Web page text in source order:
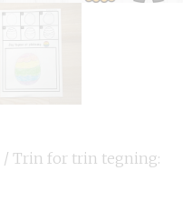
/ Trin for trin tegning: